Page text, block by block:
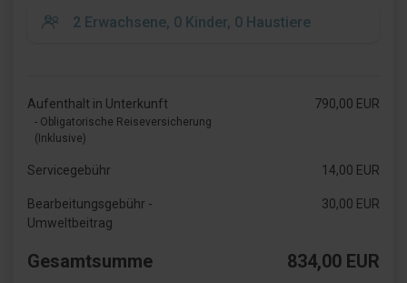
Aufenthalt in Unterkunft
- Obligatorische Reiseversicherung
(Inklusive)
790,00 EUR
Servicegebühr 14,00 EUR
Bearbeitungsgebühr -
Umweltbeitrag
30,00 EUR
Gesamtsumme 834,00 EUR